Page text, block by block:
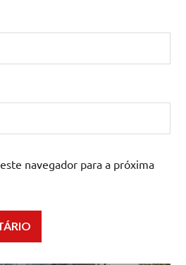
navegador para a próxima